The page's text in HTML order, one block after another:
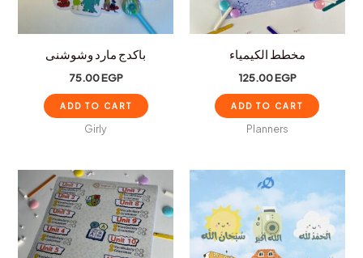
باكدج مارد وشوشنى
75.00EGP
ADD TO CART
Girly
مخطط الكيمياء
125.00EGP
ADD TO CART
Planners